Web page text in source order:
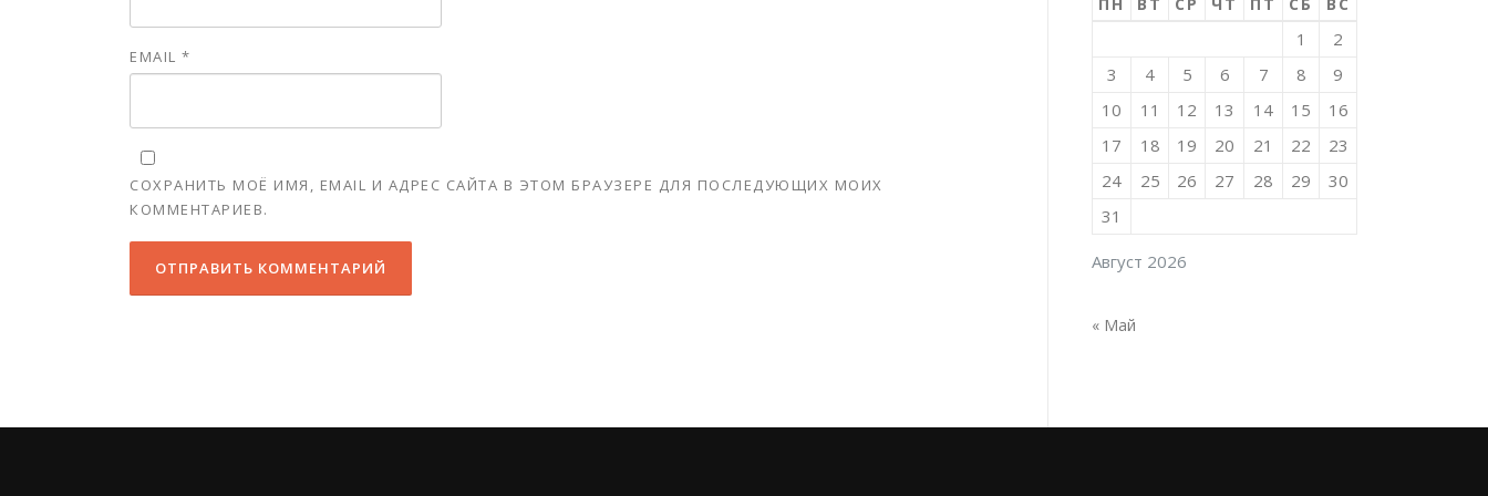
EMAIL *
СОХРАНИТЬ МОЁ ИМЯ, EMAIL И АДРЕС САЙТА В ЭТОМ БРАУЗЕРЕ ДЛЯ ПОСЛЕДУЮЩИХ МОИХ
КОММЕНТАРИЕВ.
Август 2026
ПН ВТ СР ЧТ ПТ СБ ВС
1
2
3
4 5 6 7 8
9
10
11 12 13 14 15
16
17
18 19 20 21 22
23
24
25 26 27 28 29
30
31
« Май